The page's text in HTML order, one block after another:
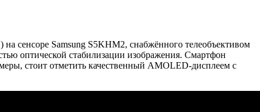
сенсоре Samsung S5KHM2, снабжённого телеобъективом
оптической стабилизации изображения. Смартфон
стоит отметить качественный AMOLED-дисплеем с